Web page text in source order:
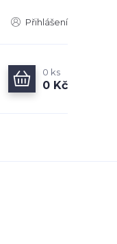
Přihlášení
0 ks
0 Kč